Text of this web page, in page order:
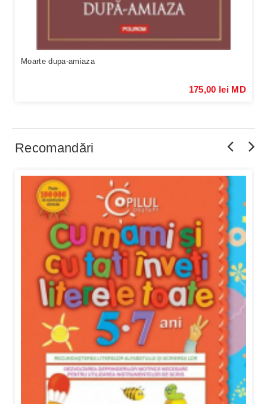
Moarte dupa-amiaza
175,00 lei MD
Recomandări